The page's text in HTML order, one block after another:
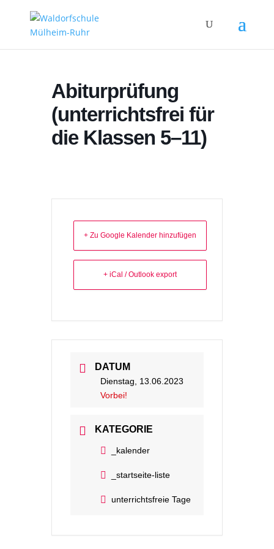
Abiturprüfung
(unterrichtsfrei für
die Klassen 5–11)
+ Zu Google Kalender hinzufügen
+ iCal / Outlook export
DATUM
Dienstag, 13.06.2023
Vorbei!
KATEGORIE
_kalender
_startseite-liste
unterrichtsfreie Tage